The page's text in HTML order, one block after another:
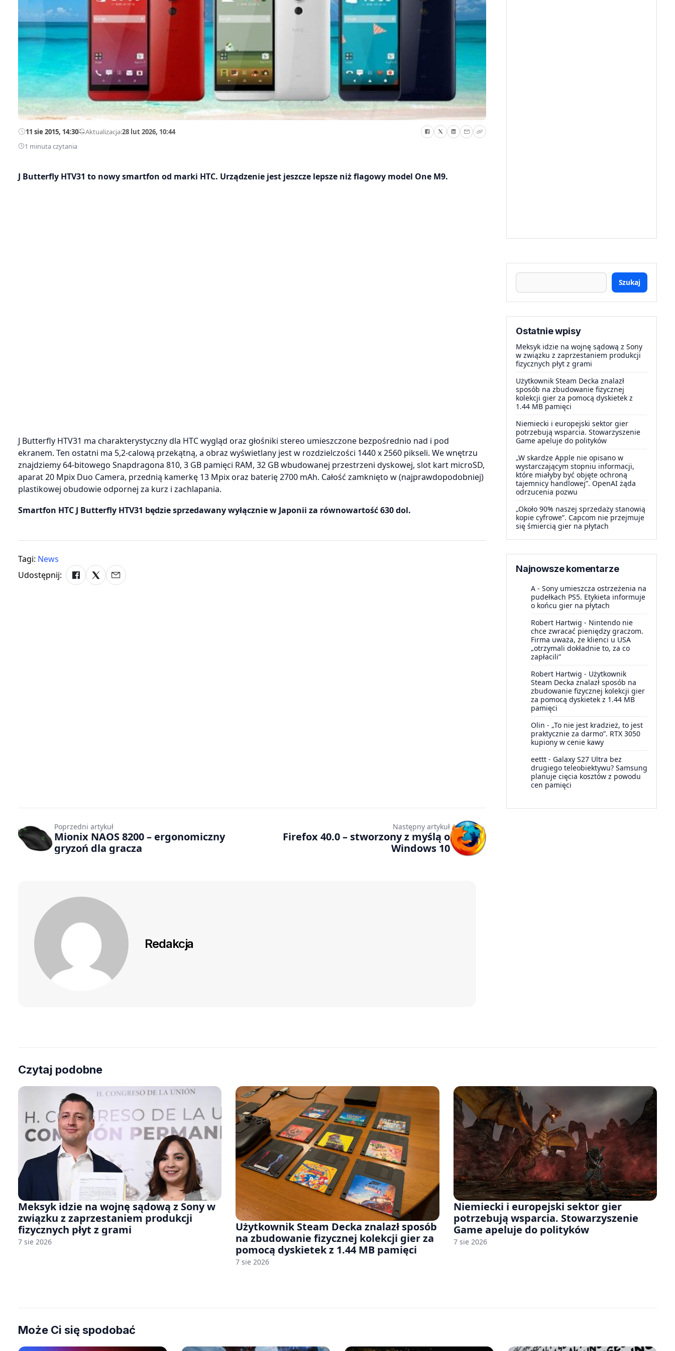
11 sie 2015, 14:30—Aktualizacja:28 lut 2026, 10:44
1 minuta czytania
J Butterfly HTV31 to nowy smartfon od marki HTC. Urządzenie jest jeszcze lepsze niż flagowy model One M9.
J Butterfly HTV31 ma charakterystyczny dla HTC wygląd oraz głośniki stereo umieszczone bezpośrednio nad i pod
ekranem. Ten ostatni ma 5,2-calową przekątną, a obraz wyświetlany jest w rozdzielczości 1440 x 2560 pikseli. We wnętrzu
znajdziemy 64-bitowego Snapdragona 810, 3 GB pamięci RAM, 32 GB wbudowanej przestrzeni dyskowej, slot kart microSD,
aparat 20 Mpix Duo Camera, przednią kamerkę 13 Mpix oraz baterię 2700 mAh. Całość zamknięto w (najprawdopodobniej)
plastikowej obudowie odpornej za kurz i zachlapania.
Smartfon HTC J Butterfly HTV31 będzie sprzedawany wyłącznie w Japonii za równowartość 630 dol.
Tagi: News
Udostępnij:
Szukaj
Ostatnie wpisy
Meksyk idzie na wojnę sądową z Sony
w związku z zaprzestaniem produkcji
fizycznych płyt z grami
Użytkownik Steam Decka znalazł
sposób na zbudowanie fizycznej
kolekcji gier za pomocą dyskietek z
1.44 MB pamięci
Niemiecki i europejski sektor gier
potrzebują wsparcia. Stowarzyszenie
Game apeluje do polityków
„W skardze Apple nie opisano w
wystarczającym stopniu informacji,
które miałyby być objęte ochroną
tajemnicy handlowej”. OpenAI żąda
odrzucenia pozwu
„Około 90% naszej sprzedaży stanowią
kopie cyfrowe”. Capcom nie przejmuje
się śmiercią gier na płytach
Najnowsze komentarze
A - Sony umieszcza ostrzeżenia na
pudełkach PS5. Etykieta informuje
o końcu gier na płytach
Robert Hartwig - Nintendo nie
chce zwracać pieniędzy graczom.
Firma uważa, że klienci u USA
„otrzymali dokładnie to, za co
zapłacili”
Robert Hartwig - Użytkownik
Steam Decka znalazł sposób na
zbudowanie fizycznej kolekcji gier
za pomocą dyskietek z 1.44 MB
pamięci
Olin - „To nie jest kradzież, to jest
praktycznie za darmo”. RTX 3050
kupiony w cenie kawy
eettt - Galaxy S27 Ultra bez
drugiego teleobiektywu? Samsung
planuje cięcia kosztów z powodu
cen pamięci
Poprzedni artykuł
Mionix NAOS 8200 – ergonomiczny
gryzoń dla gracza
Następny artykuł
Firefox 40.0 – stworzony z myślą o
Windows 10
Redakcja
Czytaj podobne
Meksyk idzie na wojnę sądową z Sony w
związku z zaprzestaniem produkcji
fizycznych płyt z grami
7 sie 2026
Użytkownik Steam Decka znalazł sposób
na zbudowanie fizycznej kolekcji gier za
pomocą dyskietek z 1.44 MB pamięci
7 sie 2026
Niemiecki i europejski sektor gier
potrzebują wsparcia. Stowarzyszenie
Game apeluje do polityków
7 sie 2026
Może Ci się spodobać